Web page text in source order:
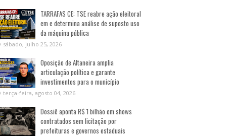
TARRAFAS CE: TSE reabre ação eleitoral
em e determina análise de suposto uso
da máquina pública
sábado, julho 25, 2026
Oposição de Altaneira amplia
articulação política e garante
investimentos para o município
terça-feira, agosto 04, 2026
Dossiê aponta R$ 1 bilhão em shows
contratados sem licitação por
prefeituras e governos estaduais